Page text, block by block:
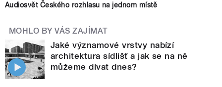
Audiosvět Českého rozhlasu na jednom místě
MOHLO BY VÁS ZAJÍMAT
Jaké významové vrstvy nabízí
architektura sídlišť a jak se na ně
můžeme dívat dnes?